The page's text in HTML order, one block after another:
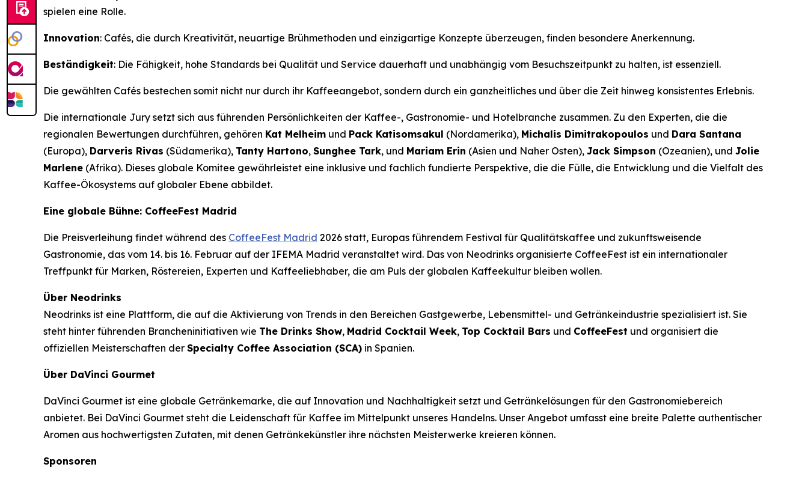
spielen eine Rolle.
Innovation: Cafés, die durch Kreativität, neuartige Brühmethoden und einzigartige Konzepte überzeugen, finden besondere Anerkennung.
Beständigkeit: Die Fähigkeit, hohe Standards bei Qualität und Service dauerhaft und unabhängig vom Besuchszeitpunkt zu halten, ist essenziell.
Die gewählten Cafés bestechen somit nicht nur durch ihr Kaffeeangebot, sondern durch ein ganzheitliches und über die Zeit hinweg konsistentes Erlebnis.
Die internationale Jury setzt sich aus führenden Persönlichkeiten der Kaffee-, Gastronomie- und Hotelbranche zusammen. Zu den Experten, die die
regionalen Bewertungen durchführen, gehören Kat Melheim und Pack Katisomsakul (Nordamerika), Michalis Dimitrakopoulos und Dara Santana
(Europa), Darveris Rivas (Südamerika), Tanty Hartono, Sunghee Tark, und Mariam Erin (Asien und Naher Osten), Jack Simpson (Ozeanien), und Jolie
Marlene (Afrika). Dieses globale Komitee gewährleistet eine inklusive und fachlich fundierte Perspektive, die die Fülle, die Entwicklung und die Vielfalt des
Kaffee-Ökosystems auf globaler Ebene abbildet.
Eine globale Bühne: CoffeeFest Madrid
Die Preisverleihung findet während des CoffeeFest Madrid 2026 statt, Europas führendem Festival für Qualitätskaffee und zukunftsweisende
Gastronomie, das vom 14. bis 16. Februar auf der IFEMA Madrid veranstaltet wird. Das von Neodrinks organisierte CoffeeFest ist ein internationaler
Treffpunkt für Marken, Röstereien, Experten und Kaffeeliebhaber, die am Puls der globalen Kaffeekultur bleiben wollen.
Über Neodrinks
Neodrinks ist eine Plattform, die auf die Aktivierung von Trends in den Bereichen Gastgewerbe, Lebensmittel- und Getränkeindustrie spezialisiert ist. Sie
steht hinter führenden Brancheninitiativen wie The Drinks Show, Madrid Cocktail Week, Top Cocktail Bars und CoffeeFest und organisiert die
offiziellen Meisterschaften der Specialty Coffee Association (SCA) in Spanien.
Über DaVinci Gourmet
DaVinci Gourmet ist eine globale Getränkemarke, die auf Innovation und Nachhaltigkeit setzt und Getränkelösungen für den Gastronomiebereich
anbietet. Bei DaVinci Gourmet steht die Leidenschaft für Kaffee im Mittelpunkt unseres Handelns. Unser Angebot umfasst eine breite Palette authentischer
Aromen aus hochwertigsten Zutaten, mit denen Getränkekünstler ihre nächsten Meisterwerke kreieren können.
Sponsoren